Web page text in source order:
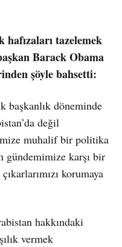
tazelemek
Barack Obama
şöyle bahsetti:
başkanlık döneminde
değil
muhalif bir politika
gündemimize karşı bir
korumaya
hakkındaki
vermek